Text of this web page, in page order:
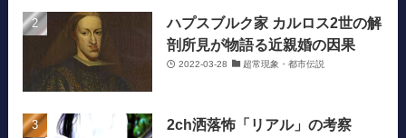
ハプスブルク家 カルロス2世の解
剖所見が物語る近親婚の因果
2022-03-28 超常現象・都市伝説
2ch洒落怖「リアル」の考察